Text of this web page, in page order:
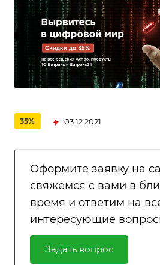
35% 03.12.2021
Оформите заявку на
свяжемся с вами в
время и ответим на
интересующие
Задать вопрос